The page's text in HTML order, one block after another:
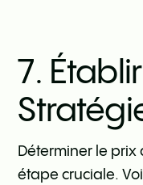
7.
Déterminer le
étape cruciale.